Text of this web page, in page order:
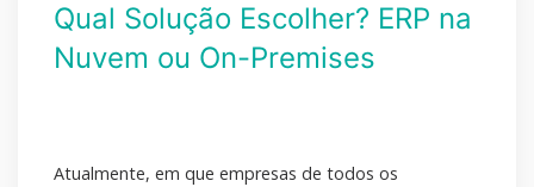
Qual Solução Escolher? ERP na
Nuvem ou On-Premises
Atualmente, em que empresas de todos os